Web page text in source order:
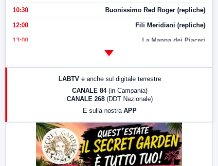
10:30 Buonissimo Red Roger (repliche)
12:00 Fili Meridiani (repliche)
13:00 La Mappa dei Piaceri
LabNews (replica)
LABTV e anche sul digitale terrestre
CANALE 84 (in Campania)
CANALE 268 (DDT Nazionale)
E sulla nostra APP